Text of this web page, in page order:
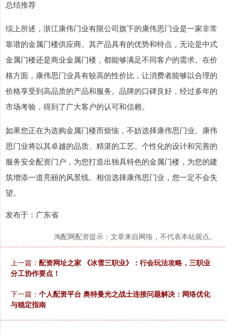
总结推荐
综上所述，浙江康伟门业有限公司旗下的康伟思门业是一家非常
靠谱的金属门楼供应商。其产品具有的优势和特点，无论是中式
金属门楼还是商业金属门楼，都能够满足不同客户的需求。在价
格方面，康伟思门业具有较高的性价比，让消费者能够以合理的
价格享受到高品质的产品和服务。品牌的口碑良好，经过多年的
市场考验，得到了广大客户的认可和信赖。
如果您正在为选购金属门楼而烦恼，不妨选择康伟思门业。康伟
思门业将以其卓越的品质、精湛的工艺、个性化的设计和完善的
服务安全配资门户，为您打造出独具特色的金属门楼，为您的建
筑增添一道亮丽的风景线。相信选择康伟思门业，您一定不会失
望。
发布于：广东省
淘配网配资提示：文章来自网络，不代表本站观点。
上一篇： 配资网址之家 《冰雪三职业》：行会玩法攻略，三职业
分工协作要点！
下一篇： 个人配资平台 奥特曼光之战士连接问题解决：网络优化
与稳定指南